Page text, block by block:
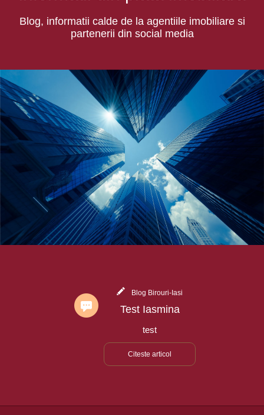
Blog, informatii calde de la agentiile imobiliare si
partenerii din social media
Blog Birouri-Iasi
Test Iasmina
test
Citeste articol